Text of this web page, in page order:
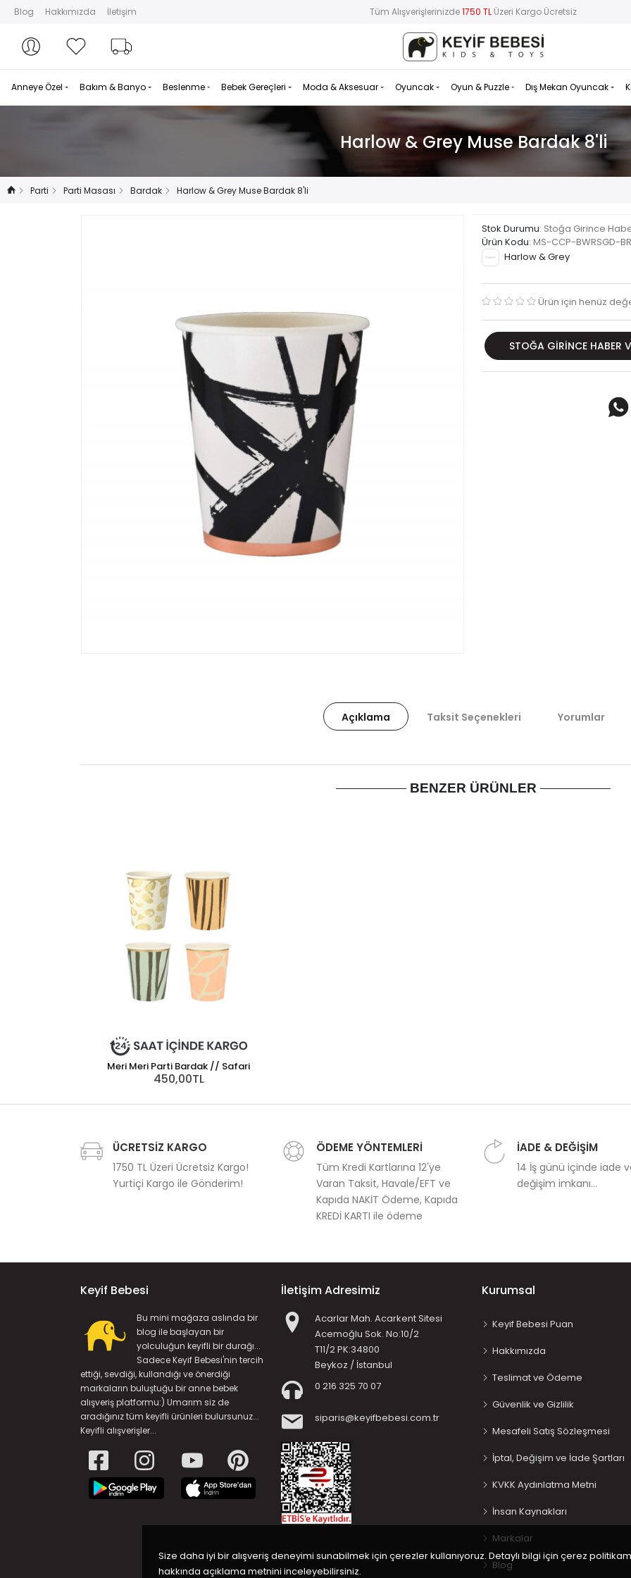
Blog Hakkımızda İletişim Tüm Alışverişlerinizde1750 TL Üzeri Kargo Ücretsiz
Hesabım
Hesabım Favorilerim
Anneye Özel Bakım & Banyo Beslenme Bebek Gereçleri Moda & Aksesuar Oyuncak Oyun & Puzzle Dış Mekan Oyuncak
Harlow & Grey Muse Bardak 8'li
Parti Parti Masası Bardak Harlow & Grey Muse Bardak 8'li
Stok Durumu: Stoğa Girince
Ürün Kodu: MS-CCP-BWRSGD-
Harlow & Grey
Ürün için henüz
STOĞA GIRINCE HABER
Açıklama Taksit Seçenekleri Yorumlar
BENZER ÜRÜNLER
Meri Meri Parti Bardak // Safari
450,00TL
ÜCRETSİZ KARGO
1750 TL Üzeri Ücretsiz Kargo!
Yurtiçi Kargo ile Gönderim!
ÖDEME YÖNTEMLERİ
Tüm Kredi Kartlarına 12'ye
Varan Taksit, Havale/EFT ve
Kapıda NAKİT Ödeme, Kapıda
KREDİ KARTI ile ödeme
İADE & DEĞİŞİM
14 İş günü içinde iade
değişim imkanı...
Keyif Bebesi
Bu mini mağaza aslında bir
blog ile başlayan bir
yolculuğun keyifli bir durağı...
Sadece Keyif Bebesi'nin tercih
ettiği, sevdiği, kullandığı ve önerdiği
markaların buluştuğu bir anne bebek
alışveriş platformu:) Umarım siz de
aradığınız tüm keyifli ürünleri bulursunuz...
Keyifli alışverişler...
İletişim Adresimiz
Acarlar Mah. Acarkent Sitesi
Acemoğlu Sok. No:10/2
T11/2 PK:34800
Beykoz / İstanbul
0 216 325 70 07
siparis@keyifbebesi.com.tr
Kurumsal
Keyif Bebesi Puan
Hakkımızda
Teslimat ve Ödeme
Güvenlik ve Gizlilik
Mesafeli Satış Sözleşmesi
İptal, Değişim ve İade Şartları
KVKK Aydınlatma Metni
İnsan Kaynakları
Markalar
Blog
Size daha iyi bir alışveriş deneyimi sunabilmek için çerezler kullanıyoruz. Detaylı bilgi için çerez
hakkında açıklama metnini inceleyebilirsiniz.